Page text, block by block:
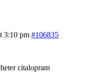
3:10 pm #106835
citalopram